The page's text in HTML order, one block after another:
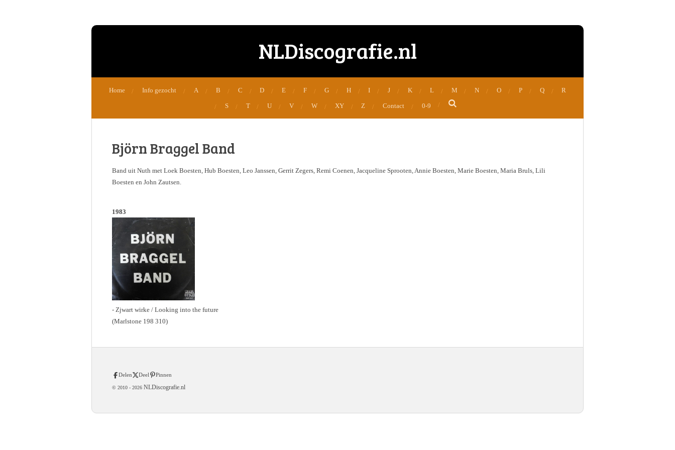
NLDiscografie.nl
Home Info gezocht A B C D E F G H I J K L M N O P Q R
S T U V W XY Z Contact 0-9
Björn Braggel Band
Band uit Nuth met Loek Boesten, Hub Boesten, Leo Janssen, Gerrit Zegers, Remi Coenen, Jacqueline Sprooten, Annie Boesten, Marie Boesten, Maria Bruls, Lili
Boesten en John Zautsen.
1983
- Zjwart wirke / Looking into the future
(Marlstone 198 310)
Delen Deel Pinnen
© 2010 - 2026 NLDiscografie.nl